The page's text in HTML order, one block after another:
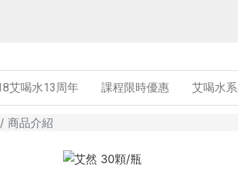
艾喝水13周年 課程限時優惠 艾喝水
商品介紹